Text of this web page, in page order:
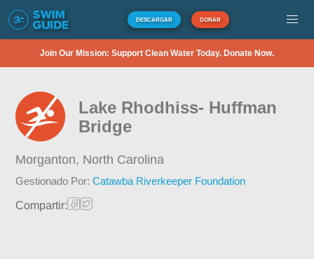
DESCARGAR DONAR
Join Our Mission: Support Clean Water Today. Donate Now.
Lake Rhodhiss- Huffman
Bridge
Morganton, North Carolina
Gestionado Por:Catawba Riverkeeper Foundation
Compartir: